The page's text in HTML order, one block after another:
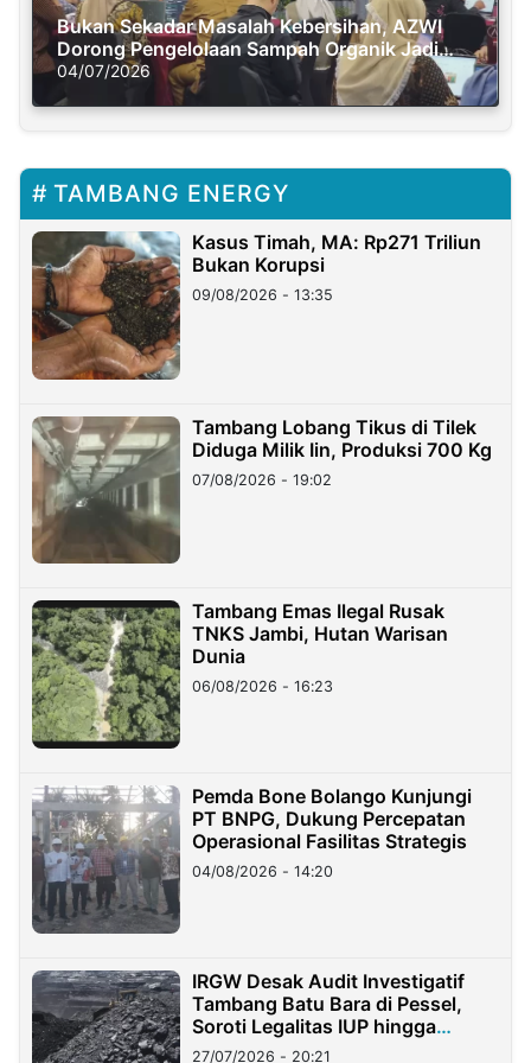
Bukan Sekadar Masalah Kebersihan, AZWI
Dorong Pengelolaan Sampah Organik Jadi
Solusi Krisis Iklim
04/07/2026
TAMBANG ENERGY
Kasus Timah, MA: Rp271 Triliun
Bukan Korupsi
09/08/2026 - 13:35
Tambang Lobang Tikus di Tilek
Diduga Milik Iin, Produksi 700 Kg
07/08/2026 - 19:02
Tambang Emas Ilegal Rusak
TNKS Jambi, Hutan Warisan
Dunia
06/08/2026 - 16:23
Pemda Bone Bolango Kunjungi
PT BNPG, Dukung Percepatan
Operasional Fasilitas Strategis
04/08/2026 - 14:20
IRGW Desak Audit Investigatif
Tambang Batu Bara di Pessel,
Soroti Legalitas IUP hingga
Stockpile
27/07/2026 - 20:21